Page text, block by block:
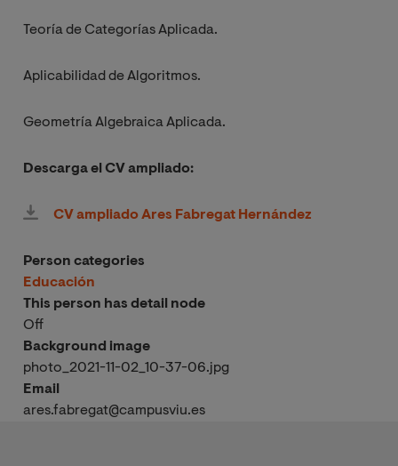
Teoría de Categorías Aplicada.
Aplicabilidad de Algoritmos.
Geometría Algebraica Aplicada.
Descarga el CV ampliado:
CV ampliado Ares Fabregat Hernández
Person categories
Educación
This person has detail node
Off
Background image
photo_2021-11-02_10-37-06.jpg
Email
ares.fabregat@campusviu.es